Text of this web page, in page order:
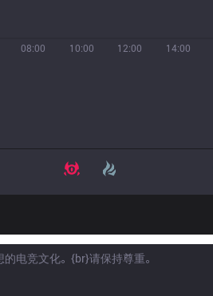
08:00 10:00 12:00 14:00